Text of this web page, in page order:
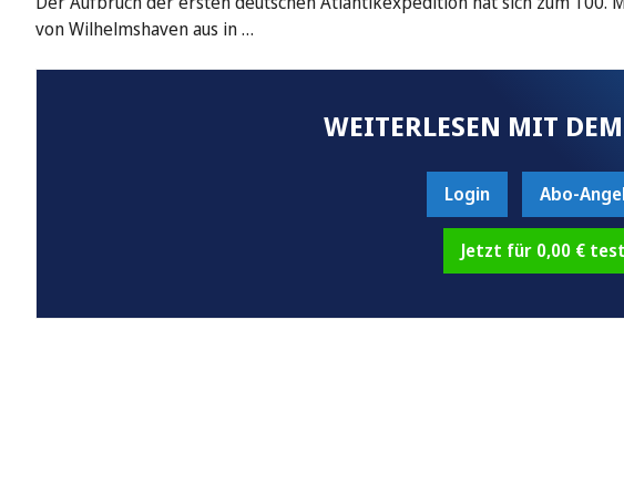
von Wilhelmshaven aus in …
WEITERLESEN MIT
Login Abo-
Jetzt für 0,00 €